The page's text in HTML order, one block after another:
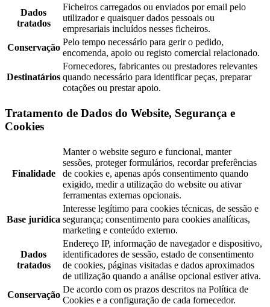
Dados
tratados
Ficheiros carregados ou enviados por email pelo
utilizador e quaisquer dados pessoais ou
empresariais incluídos nesses ficheiros.
Conservação
Pelo tempo necessário para gerir o pedido,
encomenda, apoio ou registo comercial relacionado.
Destinatários
Fornecedores, fabricantes ou prestadores relevantes
quando necessário para identificar peças, preparar
cotações ou prestar apoio.
Tratamento de Dados do Website, Segurança e
Cookies
Finalidade
Manter o website seguro e funcional, manter
sessões, proteger formulários, recordar preferências
de cookies e, apenas após consentimento quando
exigido, medir a utilização do website ou ativar
ferramentas externas opcionais.
Base jurídica
Interesse legítimo para cookies técnicas, de sessão e
segurança; consentimento para cookies analíticas,
marketing e conteúdo externo.
Dados
tratados
Endereço IP, informação de navegador e dispositivo,
identificadores de sessão, estado de consentimento
de cookies, páginas visitadas e dados aproximados
de utilização quando a análise opcional estiver ativa.
Conservação
De acordo com os prazos descritos na Política de
Cookies e a configuração de cada fornecedor.